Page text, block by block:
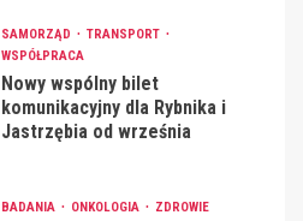
SAMORZĄD
TRANSPORT
WSPÓŁPRACA
Nowy wspólny bilet
komunikacyjny dla Rybnika i
Jastrzębia od września
BADANIA ONKOLOGIA ZDROWIE